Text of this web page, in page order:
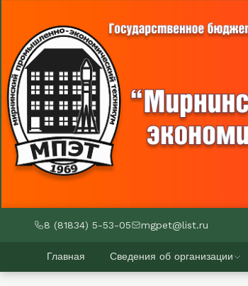
8 (81834) 5-53-05 mgpet@list.ru
Главная Сведения об организации